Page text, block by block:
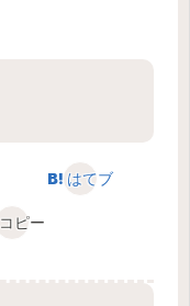
はてブ
コピー